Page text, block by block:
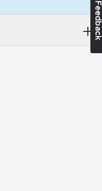
Utförande:
REACH